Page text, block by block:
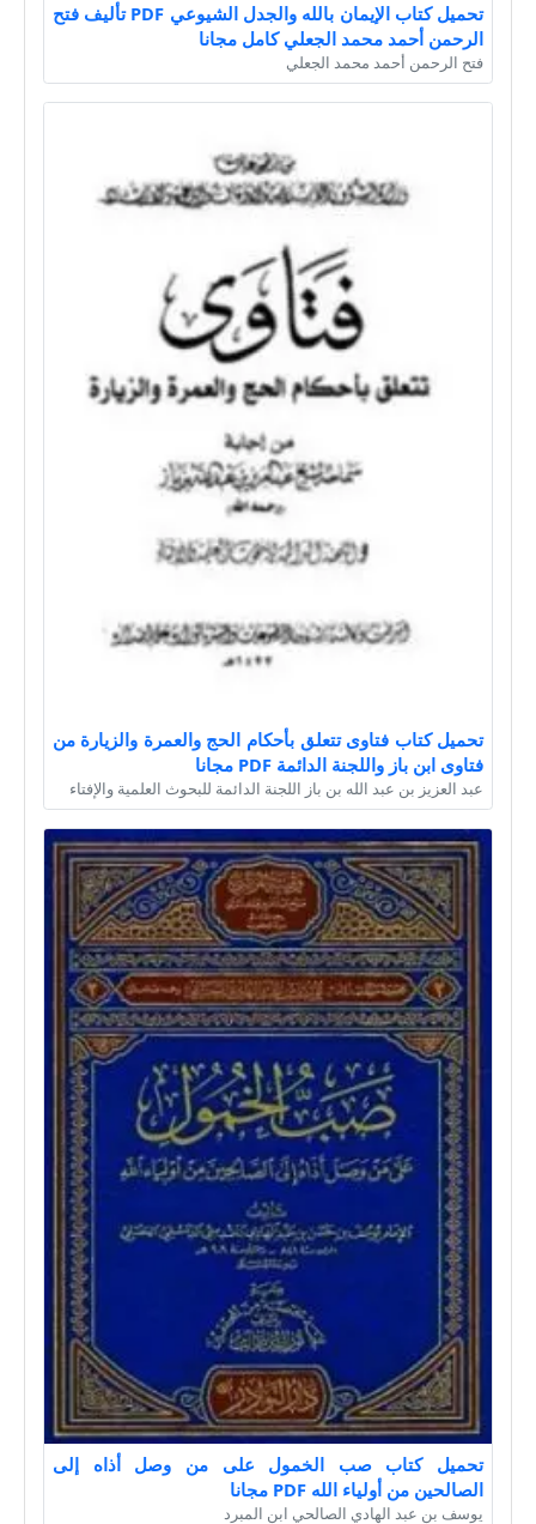
تحميل كتاب الإيمان بالله والجدل الشيوعي PDF تأليف فتح
الرحمن أحمد محمد الجعلي كامل مجانا
فتح الرحمن أحمد محمد الجعلي
تحميل كتاب فتاوى تتعلق بأحكام الحج والعمرة والزيارة من
فتاوى ابن باز واللجنة الدائمة PDF مجانا
عبد العزيز بن عبد الله بن باز اللجنة الدائمة للبحوث العلمية والإفتاء
تحميل كتاب صب الخمول على من وصل أذاه إلى
الصالحين من أولياء الله PDF مجانا
يوسف بن عبد الهادي الصالحي ابن المبرد